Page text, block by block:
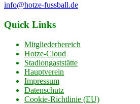
info@hotze-fussball.de
Quick Links
Mitgliederbereich
Hotze-Cloud
Stadiongaststätte
Hauptverein
Impressum
Datenschutz
Cookie-Richtlinie (EU)